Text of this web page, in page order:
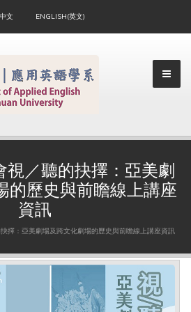
文 ENGLISH(英文)
▼
▼
視／聽的抉擇：亞美劇
的歷史與前瞻線上講座
資訊
擇：亞美劇場及跨文化劇場的歷史與前瞻線上講座資訊